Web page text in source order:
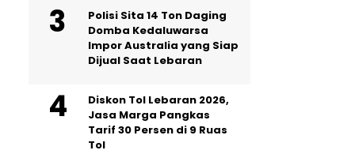
Polisi Sita 14 Ton Daging
Domba Kedaluwarsa
Impor Australia yang Siap
Dijual Saat Lebaran
Diskon Tol Lebaran 2026,
Jasa Marga Pangkas
Tarif 30 Persen di 9 Ruas
Tol